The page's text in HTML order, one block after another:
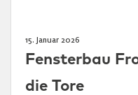
15. Januar 2026
Fensterbau
die Tore